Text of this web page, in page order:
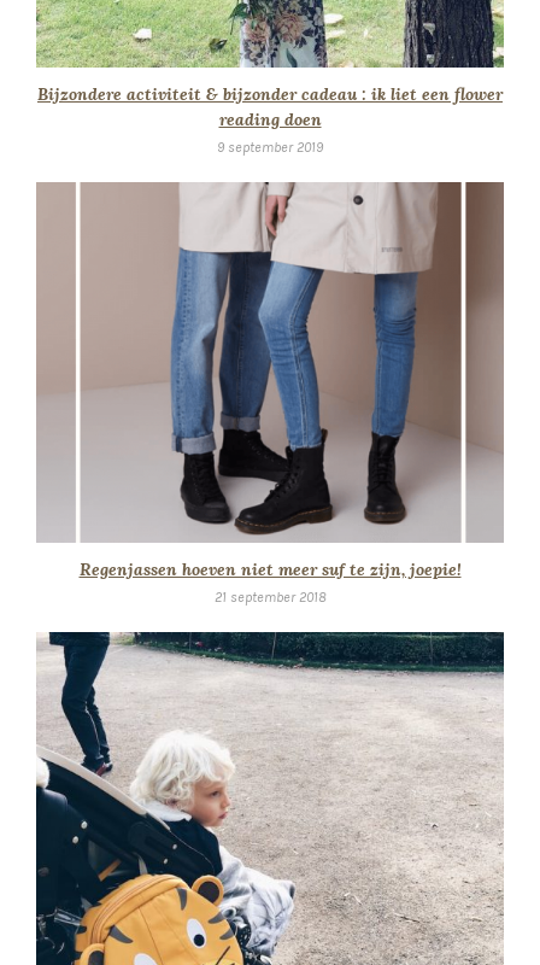
Bijzondere activiteit & bijzonder cadeau : ik liet een flower
reading doen
9 september 2019
Regenjassen hoeven niet meer suf te zijn, joepie!
21 september 2018